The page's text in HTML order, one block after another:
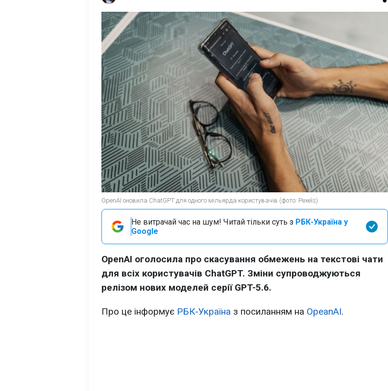
OpenAI оновила ChatGPT для одного мільярда користувачів (фото: Pexels)
Не витрачай час на шум! Читай тільки суть з РБК-Україна у
Google
OpenAI оголосила про скасування обмежень на текстові чати
для всіх користувачів ChatGPT. Зміни супроводжуються
релізом нових моделей серії GPT-5.6.
Про це інформує РБК-Україна з посиланням на OpeanAI.